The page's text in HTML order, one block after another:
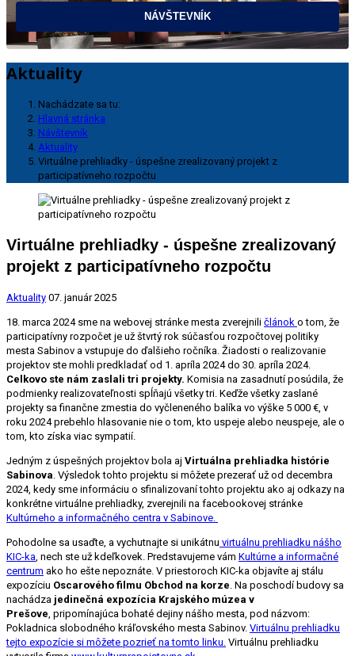
Aktuality
Nachádzate sa tu:
Hlavná stránka
Návštevník
Aktuality
Virtuálne prehliadky - úspešne zrealizovaný projekt z
participatívneho rozpočtu
Virtuálne prehliadky - úspešne zrealizovaný
projekt z participatívneho rozpočtu
Aktuality 07. január 2025
18. marca 2024 sme na webovej stránke mesta zverejnili článok o tom, že
participatívny rozpočet je už štvrtý rok súčasťou rozpočtovej politiky
mesta Sabinov a vstupuje do ďalšieho ročníka. Žiadosti o realizovanie
projektov ste mohli predkladať od 1. apríla 2024 do 30. apríla 2024.
Celkovo ste nám zaslali tri projekty. Komisia na zasadnutí posúdila, že
podmienky realizovateľnosti spĺňajú všetky tri. Keďže všetky zaslané
projekty sa finančne zmestia do vyčleneného balíka vo výške 5 000 €, v
roku 2024 prebehlo hlasovanie nie o tom, kto uspeje alebo neuspeje, ale o
tom, kto získa viac sympatií.
Jedným z úspešných projektov bola aj Virtuálna prehliadka histórie
Sabinova . Výsledok tohto projektu si môžete prezerať už od decembra
2024, kedy sme informáciu o sfinalizovaní tohto projektu ako aj odkazy na
konkrétne virtuálne prehliadky, zverejnili na facebookovej stránke
Kultúrneho a informačného centra v Sabinove.
Pohodolne sa usaďte, a vychutnajte si unikátnu virtuálnu prehliadku nášho
KIC-ka , nech ste už kdeľkovek. Predstavujeme vám Kultúrne a informačné
centrum ako ho ešte nepoznáte. V priestoroch KIC-ka objavíte aj stálu
expozíciu Oscarového filmu Obchod na korze . Na poschodí budovy sa
nachádza jedinečná expozícia Krajského múzea v
Prešove , pripomínajúca bohaté dejiny nášho mesta, pod názvom:
Pokladnica slobodného kráľovského mesta Sabinov. Virtuálnu prehliadku
tejto expozície si môžete pozrieť na tomto linku. Virtuálnu prehliadku